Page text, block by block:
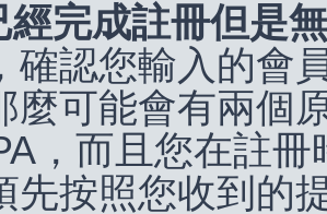
經完成註冊但是
確認您輸入的會
麼可能會有兩個
，而且您在註
先按照您收到的